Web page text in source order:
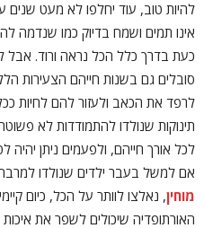
להיות טוב, עוד יחלפו לא מעט שנים
אינו תמים ושמח בדיוק כמו שנדמה
כעת בדרך כלל הכל נראה ורוד. אבל
סובלים גם בשנות חייהם הצעירות
לרפד את הכאב ולעזור להם לחיות
תינוקות שנולדו להתמודדות לא
לכל אורך חייהם, ולפעמים ניתן
אם למשל בעבר ילדים שנולדו
מוחין, נאלצו לוותר על הכל, כיום
האורתופדיה שיכולים לשפר את